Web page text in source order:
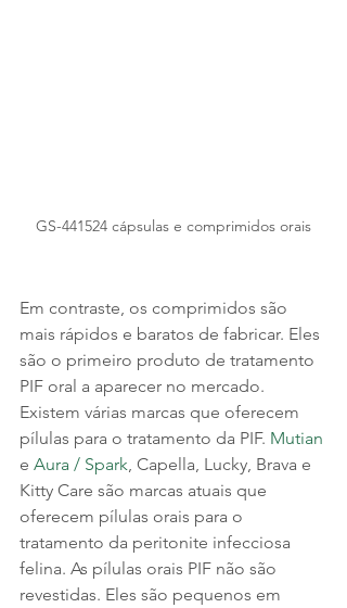
GS-441524 cápsulas e comprimidos orais
Em contraste, os comprimidos são
mais rápidos e baratos de fabricar. Eles
são o primeiro produto de tratamento
PIF oral a aparecer no mercado.
Existem várias marcas que oferecem
pílulas para o tratamento da PIF. Mutian
e Aura / Spark , Capella, Lucky, Brava e
Kitty Care são marcas atuais que
oferecem pílulas orais para o
tratamento da peritonite infecciosa
felina. As pílulas orais PIF não são
revestidas. Eles são pequenos em